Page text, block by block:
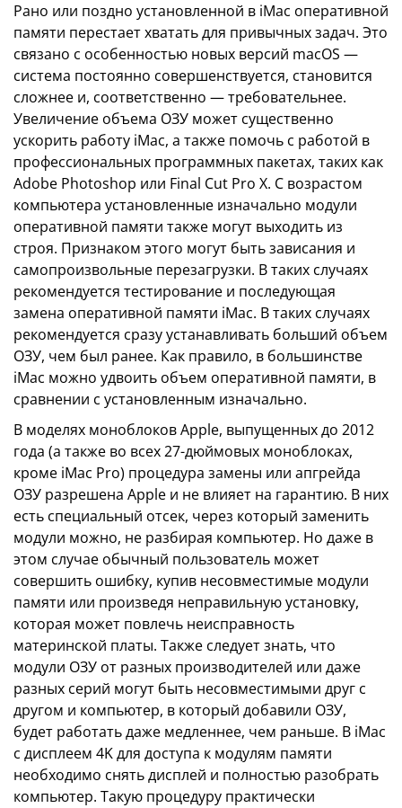
Рано или поздно установленной в iMac оперативной
памяти перестает хватать для привычных задач. Это
связано с особенностью новых версий macOS —
система постоянно совершенствуется, становится
сложнее и, соответственно — требовательнее.
Увеличение объема ОЗУ может существенно
ускорить работу iMac, а также помочь с работой в
профессиональных программных пакетах, таких как
Adobe Photoshop или Final Cut Pro X. С возрастом
компьютера установленные изначально модули
оперативной памяти также могут выходить из
строя. Признаком этого могут быть зависания и
самопроизвольные перезагрузки. В таких случаях
рекомендуется тестирование и последующая
замена оперативной памяти iMac. В таких случаях
рекомендуется сразу устанавливать больший объем
ОЗУ, чем был ранее. Как правило, в большинстве
iMac можно удвоить объем оперативной памяти, в
сравнении с установленным изначально.
В моделях моноблоков Apple, выпущенных до 2012
года (а также во всех 27-дюймовых моноблоках,
кроме iMac Pro) процедура замены или апгрейда
ОЗУ разрешена Apple и не влияет на гарантию. В них
есть специальный отсек, через который заменить
модули можно, не разбирая компьютер. Но даже в
этом случае обычный пользователь может
совершить ошибку, купив несовместимые модули
памяти или произведя неправильную установку,
которая может повлечь неисправность
материнской платы. Также следует знать, что
модули ОЗУ от разных производителей или даже
разных серий могут быть несовместимыми друг с
другом и компьютер, в который добавили ОЗУ,
будет работать даже медленнее, чем раньше. В iMac
c дисплеем 4K для доступа к модулям памяти
необходимо снять дисплей и полностью разобрать
компьютер. Такую процедуру практически